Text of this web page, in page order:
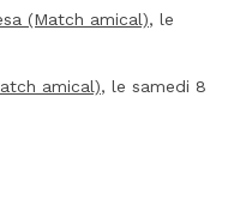
(Match amical), le
amical), le samedi 8